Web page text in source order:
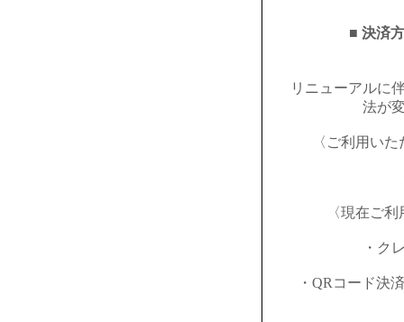
■ 決済
リニューアルに
法が
〈ご利用い
〈現在ご
・ク
・QRコード決